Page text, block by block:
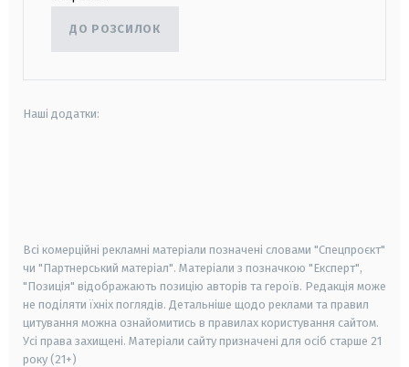
ДО РОЗСИЛОК
Наші додатки:
Всі комерційні рекламні матеріали позначені словами "Спецпроєкт"
чи "Партнерський матеріал". Матеріали з позначкою "Експерт",
"Позиція" відображають позицію авторів та героїв. Редакція може
не поділяти їхніх поглядів. Детальніше щодо реклами та правил
цитування можна ознайомитись в правилах користування сайтом.
Усі права захищені. Матеріали сайту призначені для осіб старше 21
року (21+)